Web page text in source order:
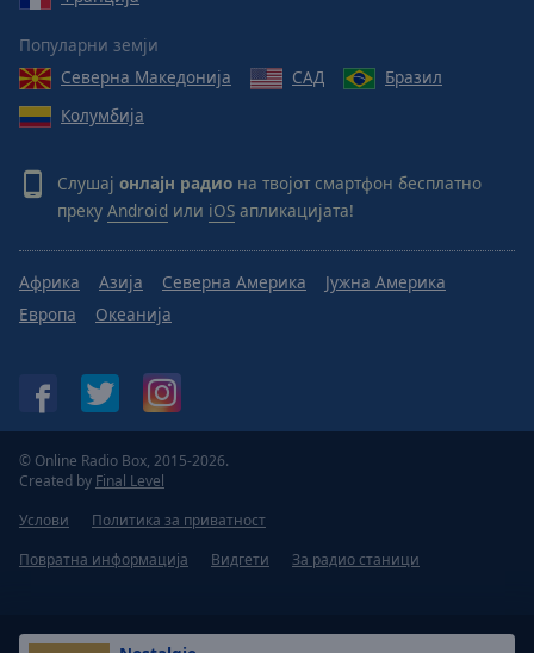
Популарни земји
Северна Македонија
САД
Бразил
Колумбија
Слушај онлајн радио на твојот смартфон бесплатно
преку Android или iOS апликацијата!
Африка Азија Северна Америка
Јужна Америка
Европа
Океанија
© Online Radio Box, 2015-2026.
Created by Final Level
Услови
Политика за приватност
Повратна информација
Видгети За радио станици